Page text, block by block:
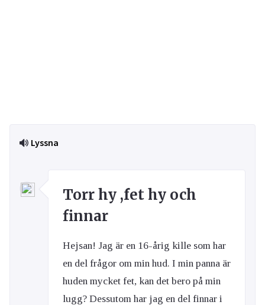
Lyssna
Torr hy ,fet hy och
finnar
Hejsan! Jag är en 16-årig kille som har
en del frågor om min hud. I min panna är
huden mycket fet, kan det bero på min
lugg? Dessutom har jag en del finnar i